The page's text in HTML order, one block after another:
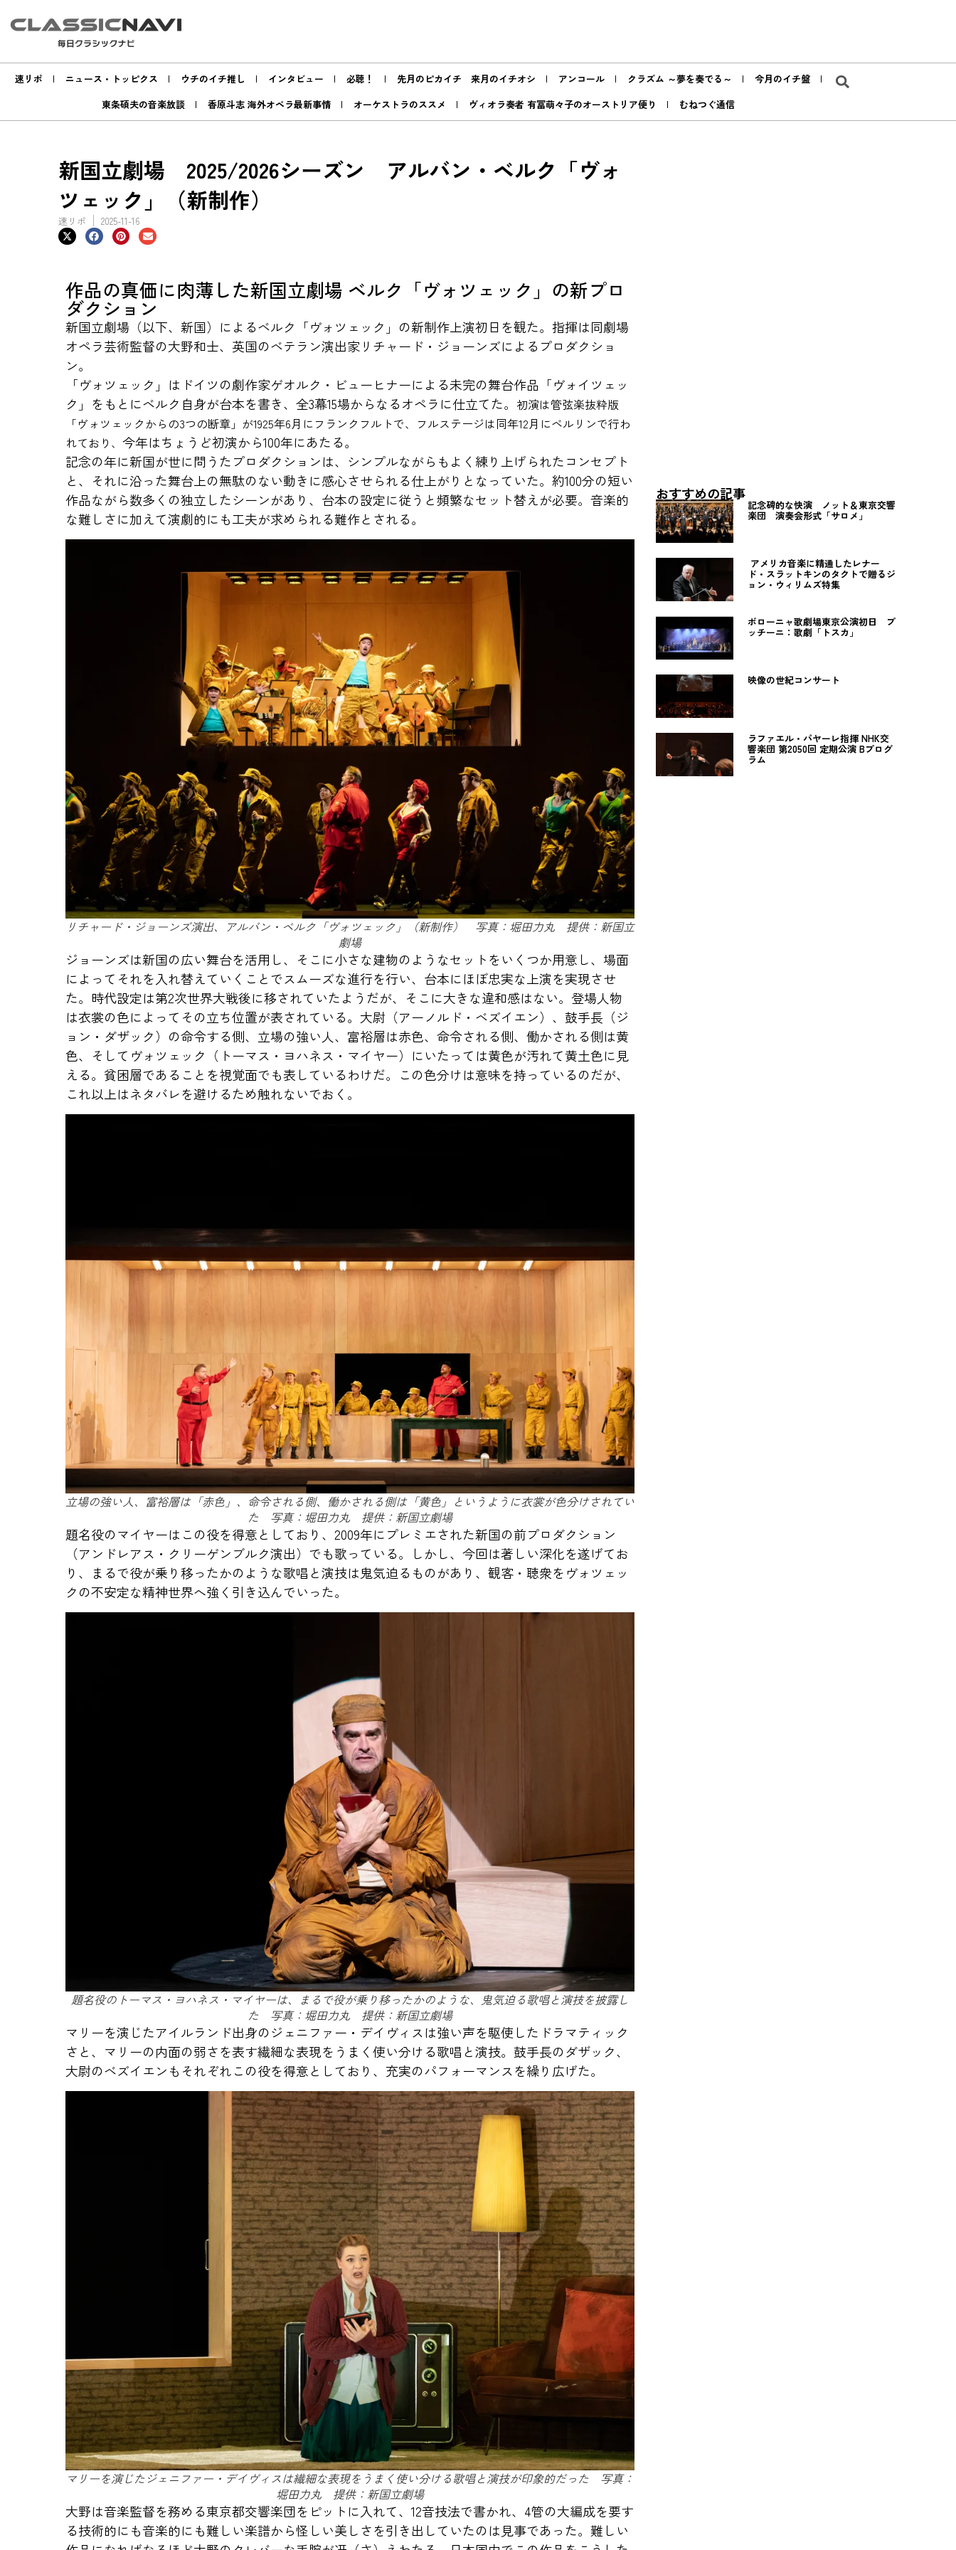
速リポ ニュース・トッピクス ウチのイチ推し インタビュー 必聴！ 先月のピカイチ 来月のイチオシ アンコール クラズム ～夢を奏でる～
今月のイチ盤
東条碩夫の音楽放談
香原斗志 海外オペラ最新事情 オーケストラのススメ ヴィオラ奏者 有冨萌々子のオーストリア便り むねつぐ通信
新国立劇場 2025/2026シーズン アルバン・ベルク「ヴォ
ツェック」（新制作）
速リポ 2025-11-16
作品の真価に肉薄した新国立劇場 ベルク「ヴォツェック」の新プロ
ダクション
新国立劇場（以下、新国）によるベルク「ヴォツェック」の新制作上演初日を観た。指揮は同劇場
オペラ芸術監督の大野和士、英国のベテラン演出家リチャード・ジョーンズによるプロダクショ
ン。
「ヴォツェック」はドイツの劇作家ゲオルク・ビューヒナーによる未完の舞台作品「ヴォイツェッ
ク」をもとにベルク自身が台本を書き、全3幕15場からなるオペラに仕立てた。 初演は管弦楽抜粋版
「ヴォツェックからの3つの断章」が1925年6月にフランクフルトで、フルステージは同年12月にベルリンで行わ
れており、 今年はちょうど初演から100年にあたる。
記念の年に新国が世に問うたプロダクションは、シンプルながらもよく練り上げられたコンセプト
と、それに沿った舞台上の無駄のない動きに感心させられる仕上がりとなっていた。約100分の短い
作品ながら数多くの独立したシーンがあり、台本の設定に従うと頻繁なセット替えが必要。音楽的
な難しさに加えて演劇的にも工夫が求められる難作とされる。
リチャード・ジョーンズ演出、アルバン・ベルク「ヴォツェック」（新制作） 写真：堀田力丸 提供：新国立
劇場
ジョーンズは新国の広い舞台を活用し、そこに小さな建物のようなセットをいくつか用意し、場面
によってそれを入れ替えていくことでスムーズな進行を行い、台本にほぼ忠実な上演を実現させ
た。時代設定は第2次世界大戦後に移されていたようだが、そこに大きな違和感はない。登場人物
は衣裳の色によってその立ち位置が表されている。大尉（アーノルド・ベズイエン）、鼓手長（ジ
ョン・ダザック）の命令する側、立場の強い人、富裕層は赤色、命令される側、働かされる側は黄
色、そしてヴォツェック（トーマス・ヨハネス・マイヤー）にいたっては黄色が汚れて黄土色に見
える。貧困層であることを視覚面でも表しているわけだ。この色分けは意味を持っているのだが、
これ以上はネタバレを避けるため触れないでおく。
立場の強い人、富裕層は「赤色」、命令される側、働かされる側は「黄色」というように衣裳が色分けされてい
た 写真：堀田力丸 提供：新国立劇場
題名役のマイヤーはこの役を得意としており、2009年にプレミエされた新国の前プロダクション
（アンドレアス・クリーゲンブルク演出）でも歌っている。しかし、今回は著しい深化を遂げてお
り、まるで役が乗り移ったかのような歌唱と演技は鬼気迫るものがあり、観客・聴衆をヴォツェッ
クの不安定な精神世界へ強く引き込んでいった。
題名役のトーマス・ヨハネス・マイヤーは、まるで役が乗り移ったかのような、鬼気迫る歌唱と演技を披露し
た 写真：堀田力丸 提供：新国立劇場
マリーを演じたアイルランド出身のジェニファー・デイヴィスは強い声を駆使したドラマティック
さと、マリーの内面の弱さを表す繊細な表現をうまく使い分ける歌唱と演技。鼓手長のダザック、
大尉のベズイエンもそれぞれこの役を得意としており、充実のパフォーマンスを繰り広げた。
マリーを演じたジェニファー・デイヴィスは繊細な表現をうまく使い分ける歌唱と演技が印象的だった 写真：
堀田力丸 提供：新国立劇場
大野は音楽監督を務める東京都交響楽団をピットに入れて、12音技法で書かれ、4管の大編成を要す
る技術的にも音楽的にも難しい楽譜から怪しい美しさを引き出していたのは見事であった。難しい
おすすめの記事
記念碑的な快演 ノット＆東京交響
楽団 演奏会形式「サロメ」
アメリカ音楽に精通したレナー
ド・スラットキンのタクトで贈るジ
ョン・ウィリムズ特集
ボローニャ歌劇場東京公演初日 プ
ッチーニ：歌劇「トスカ」
映像の世紀コンサート
ラファエル・パヤーレ指揮 NHK交
響楽団 第2050回 定期公演 Bプログ
ラム